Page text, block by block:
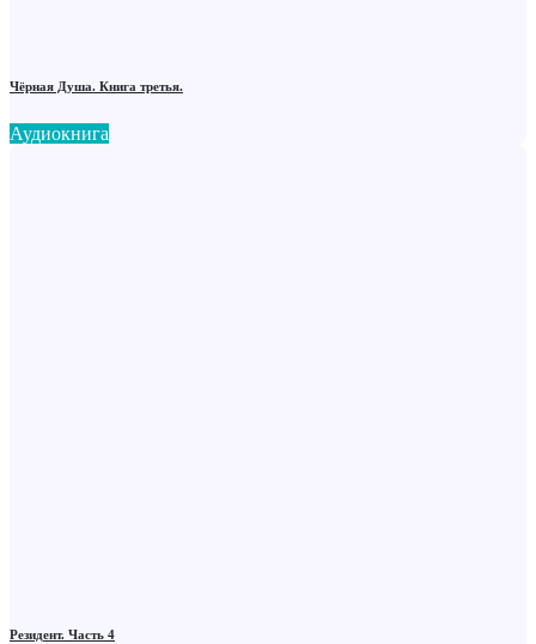
Чёрная Душа. Книга третья.
Аудиокнига
Резидент. Часть 4